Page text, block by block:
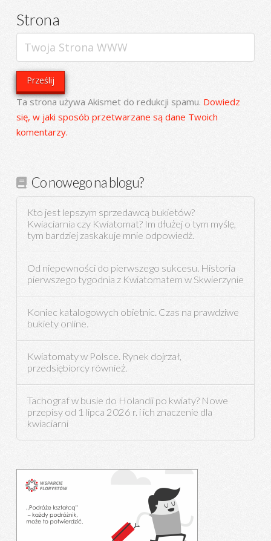
Strona
Ta strona używa Akismet do redukcji spamu. Dowiedz
się, w jaki sposób przetwarzane są dane Twoich
komentarzy.
Co nowego na blogu?
Kto jest lepszym sprzedawcą bukietów?
Kwiaciarnia czy Kwiatomat? Im dłużej o tym myślę,
tym bardziej zaskakuje mnie odpowiedź.
Od niepewności do pierwszego sukcesu. Historia
pierwszego tygodnia z Kwiatomatem w Skwierzynie
Koniec katalogowych obietnic. Czas na prawdziwe
bukiety online.
Kwiatomaty w Polsce. Rynek dojrzał,
przedsiębiorcy również.
Tachograf w busie do Holandii po kwiaty? Nowe
przepisy od 1 lipca 2026 r. i ich znaczenie dla
kwiaciarni